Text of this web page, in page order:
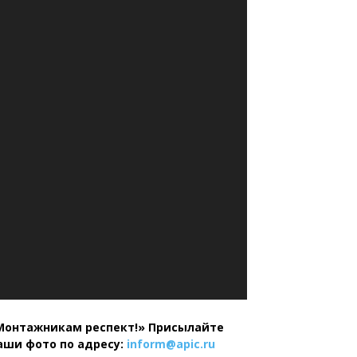
респект!» Присылайте
фото по адресу: inform@apic.ru